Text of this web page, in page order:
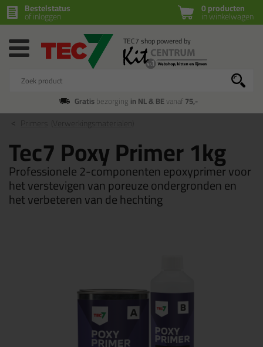
0 producten
in winkelwagen
Bestelstatus
of inloggen
Gratisbezorging in NL & BEvanaf75,-
(Verwerkingsmaterialen)
Tec7 Poxy Primer 1kg
Professionele 2-componenten epoxyprimer voor
het verstevigen van poreuze ondergronden en
het verbeteren van de hechting